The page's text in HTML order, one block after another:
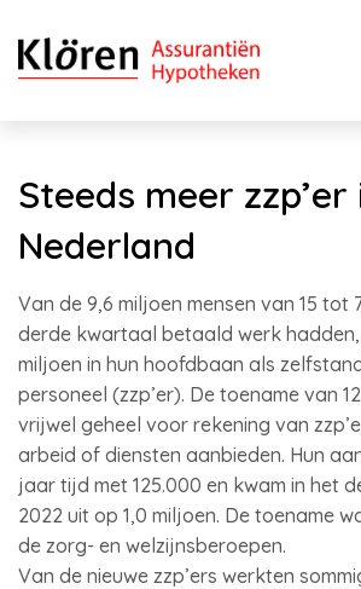
Steeds meer zzp’er
Nederland
Van de 9,6 miljoen mensen van 15 tot
derde kwartaal betaald werk hadden,
miljoen in hun hoofdbaan als
personeel (zzp’er). De toename van
vrijwel geheel voor rekening van
arbeid of diensten aanbieden. Hun
jaar tijd met 125.000 en kwam in het
2022 uit op 1,0 miljoen. De toename
de zorg- en welzijnsberoepen.
Van de nieuwe zzp’ers werkten